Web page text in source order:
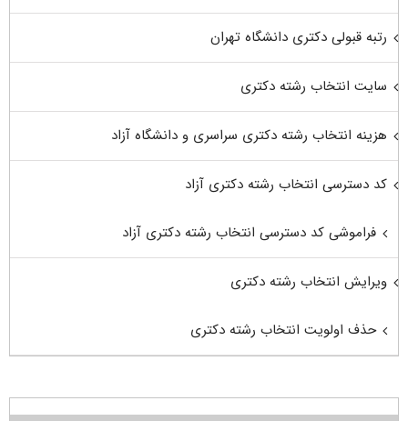
رتبه قبولی دکتری دانشگاه تهران
سایت انتخاب رشته دکتری
هزینه انتخاب رشته دکتری سراسری و دانشگاه آزاد
کد دسترسی انتخاب رشته دکتری آزاد
فراموشی کد دسترسی انتخاب رشته دکتری آزاد
ویرایش انتخاب رشته دکتری
حذف اولویت انتخاب رشته دکتری